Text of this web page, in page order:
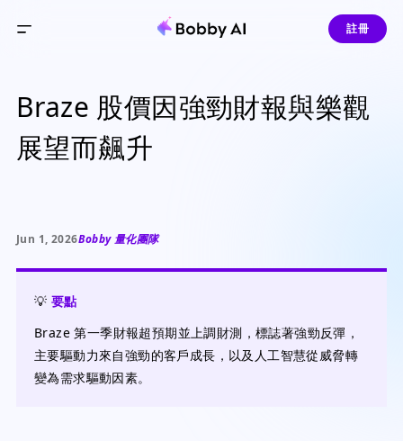
註冊
Braze 股價因強勁財報與樂觀
展望而飆升
Jun 1, 2026Bobby 量化團隊
💡 要點
Braze 第一季財報超預期並上調財測，標誌著強勁反彈，
主要驅動力來自強勁的客戶成長，以及人工智慧從威脅轉
變為需求驅動因素。